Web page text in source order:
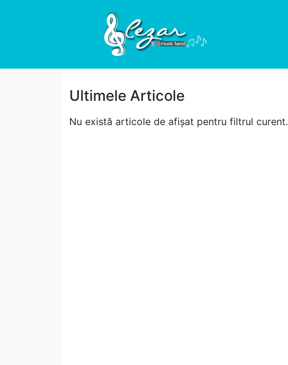
Ultimele Articole
Nu există articole de afișat pentru filtrul curent.